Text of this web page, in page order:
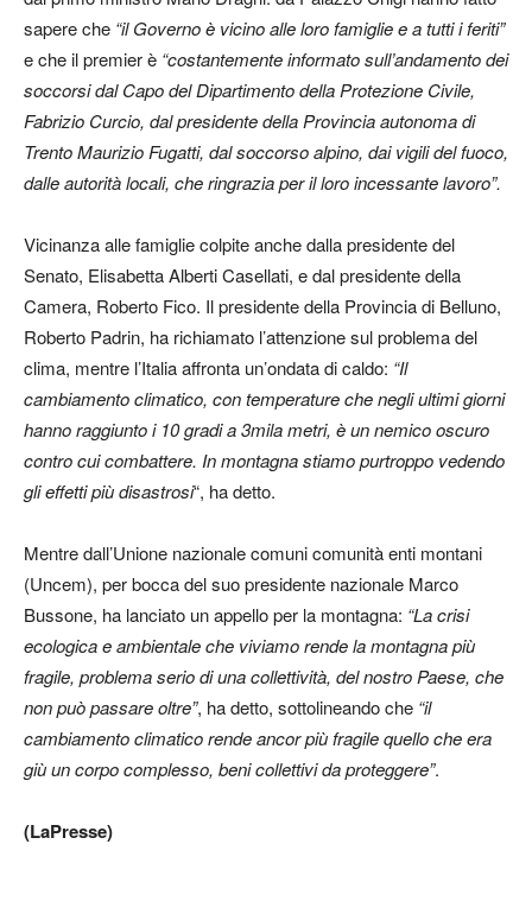
sapere che “il Governo è vicino alle loro famiglie e a tutti i feriti”
e che il premier è “costantemente informato sull’andamento dei
soccorsi dal Capo del Dipartimento della Protezione Civile,
Fabrizio Curcio, dal presidente della Provincia autonoma di
Trento Maurizio Fugatti, dal soccorso alpino, dai vigili del fuoco,
dalle autorità locali, che ringrazia per il loro incessante lavoro”.
Vicinanza alle famiglie colpite anche dalla presidente del
Senato, Elisabetta Alberti Casellati, e dal presidente della
Camera, Roberto Fico. Il presidente della Provincia di Belluno,
Roberto Padrin, ha richiamato l’attenzione sul problema del
clima, mentre l’Italia affronta un’ondata di caldo: “Il
cambiamento climatico, con temperature che negli ultimi giorni
hanno raggiunto i 10 gradi a 3mila metri, è un nemico oscuro
contro cui combattere. In montagna stiamo purtroppo vedendo
gli effetti più disastrosi“, ha detto.
Mentre dall’Unione nazionale comuni comunità enti montani
(Uncem), per bocca del suo presidente nazionale Marco
Bussone, ha lanciato un appello per la montagna: “La crisi
ecologica e ambientale che viviamo rende la montagna più
fragile, problema serio di una collettività, del nostro Paese, che
non può passare oltre”, ha detto, sottolineando che “il
cambiamento climatico rende ancor più fragile quello che era
giù un corpo complesso, beni collettivi da proteggere”.
(LaPresse)